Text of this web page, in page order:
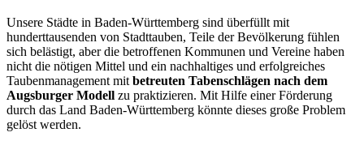
Unsere Städte in Baden-Württemberg sind überfüllt mit
hunderttausenden von Stadttauben, Teile der Bevölkerung fühlen
sich belästigt, aber die betroffenen Kommunen und Vereine haben
nicht die nötigen Mittel und ein nachhaltiges und erfolgreiches
Taubenmanagement mitbetreuten Tabenschlägen nach dem
Augsburger Modell zu praktizieren. Mit Hilfe einer Förderung
durch das Land Baden-Württemberg könnte dieses große Problem
gelöst werden.